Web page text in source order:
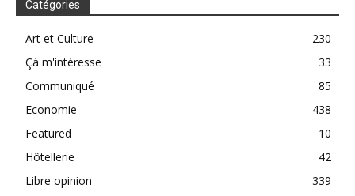
Catégories
Art et Culture
230
Çà m'intéresse
33
Communiqué
85
Economie
438
Featured
10
Hôtellerie
42
Libre opinion
339